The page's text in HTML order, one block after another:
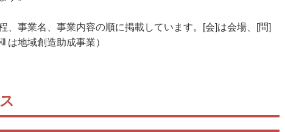
その
新型コ
感染
東日本
、事業名、事業内容の順に掲載しています。[会]は会場、[問]
は地域創造助成事業）